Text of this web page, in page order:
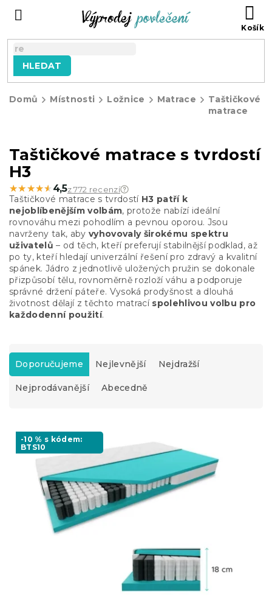
HLEDAT
Domů Místnosti Ložnice Matrace
Taštičkové
matrace
Taštičkové matrace s tvrdostí
H3
★★★★★
★★★★★ 4,5z 772 recenzí
Taštičkové matrace s tvrdostí H3 patří k
nejoblíbenějším volbám, protože nabízí ideální
rovnováhu mezi pohodlím a pevnou oporou. Jsou
navrženy tak, aby vyhovovaly širokému spektru
uživatelů – od těch, kteří preferují stabilnější podklad, až
po ty, kteří hledají univerzální řešení pro zdravý a kvalitní
spánek. Jádro z jednotlivě uložených pružin se dokonale
přizpůsobí tělu, rovnoměrně rozloží váhu a podporuje
správné držení páteře. Vysoká prodyšnost a dlouhá
životnost dělají z těchto matrací spolehlivou volbu pro
každodenní použití.
Ř
z
e
p
o
Doporučujeme Nejlevnější Nejdražší
Nejprodávanější Abecedně
p
-10 % s kódem:
BTS10